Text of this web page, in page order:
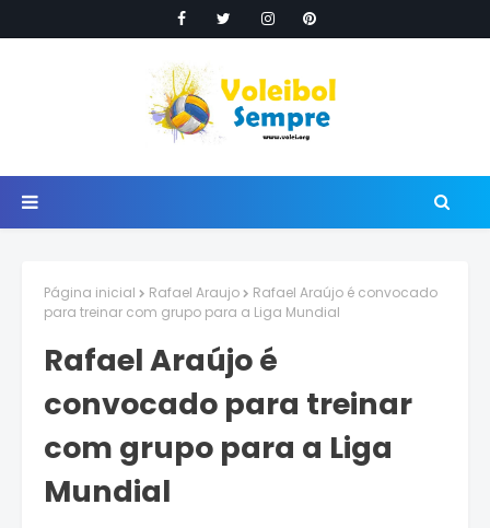
Página inicial Rafael Araujo
Rafael Araújo é convocado
para treinar com grupo para a Liga Mundial
Rafael Araújo é
convocado para treinar
com grupo para a Liga
Mundial